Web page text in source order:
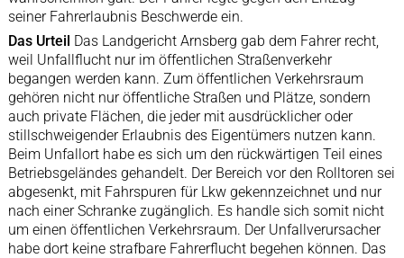
seiner Fahrerlaubnis Beschwerde ein.
Das Urteil Das Landgericht Arnsberg gab dem Fahrer recht,
weil Unfallflucht nur im öffentlichen Straßenverkehr
begangen werden kann. Zum öffentlichen Verkehrsraum
gehören nicht nur öffentliche Straßen und Plätze, sondern
auch private Flächen, die jeder mit ausdrücklicher oder
stillschweigender Erlaubnis des Eigentümers nutzen kann.
Beim Unfallort habe es sich um den rückwärtigen Teil eines
Betriebsgeländes gehandelt. Der Bereich vor den Rolltoren sei
abgesenkt, mit Fahrspuren für Lkw gekennzeichnet und nur
nach einer Schranke zugänglich. Es handle sich somit nicht
um einen öffentlichen Verkehrsraum. Der Unfallverursacher
habe dort keine strafbare Fahrerflucht begehen können. Das